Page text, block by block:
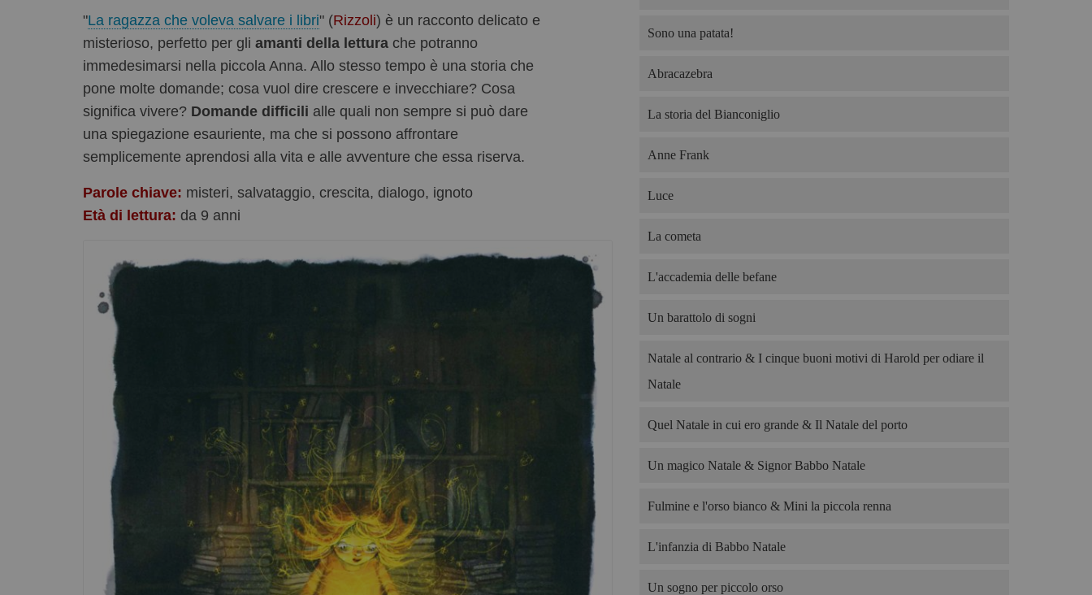
"La ragazza che voleva salvare i libri" (Rizzoli) è un racconto delicato e
misterioso, perfetto per gli amanti della lettura che potranno
immedesimarsi nella piccola Anna. Allo stesso tempo è una storia che
pone molte domande; cosa vuol dire crescere e invecchiare? Cosa
significa vivere? Domande difficili alle quali non sempre si può dare
una spiegazione esauriente, ma che si possono affrontare
semplicemente aprendosi alla vita e alle avventure che essa riserva.
Parole chiave: misteri, salvataggio, crescita, dialogo, ignoto
Età di lettura: da 9 anni
Sono una patata!
Abracazebra
La storia del Bianconiglio
Anne Frank
Luce
La cometa
L'accademia delle befane
Un barattolo di sogni
Natale al contrario & I cinque buoni motivi di Harold per odiare il
Natale
Quel Natale in cui ero grande & Il Natale del porto
Un magico Natale & Signor Babbo Natale
Fulmine e l'orso bianco & Mini la piccola renna
L'infanzia di Babbo Natale
Un sogno per piccolo orso